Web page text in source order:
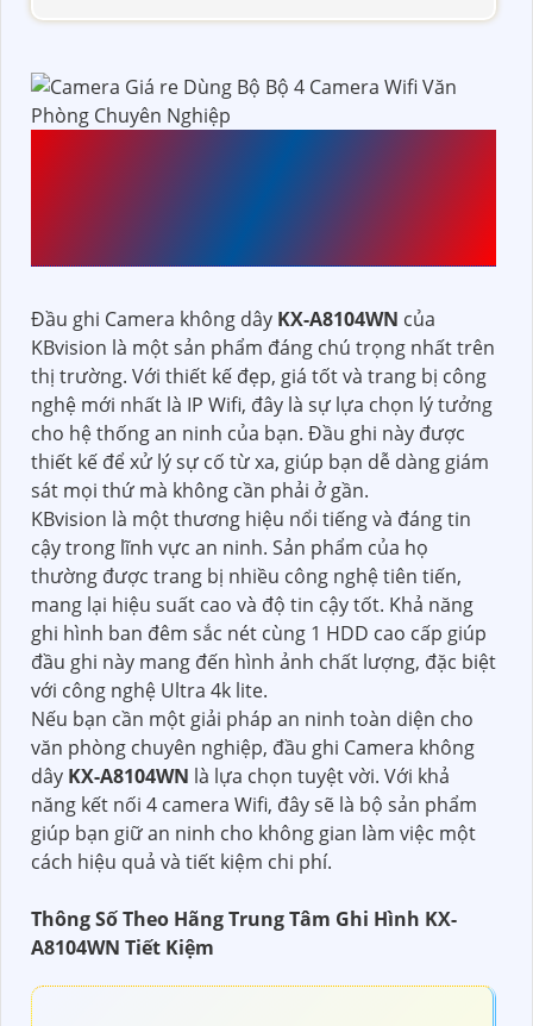
Đầu ghi Camera không dây KX-A8104WN của
KBvision là một sản phẩm đáng chú trọng nhất trên
thị trường. Với thiết kế đẹp, giá tốt và trang bị công
nghệ mới nhất là IP Wifi, đây là sự lựa chọn lý tưởng
cho hệ thống an ninh của bạn. Đầu ghi này được
thiết kế để xử lý sự cố từ xa, giúp bạn dễ dàng giám
sát mọi thứ mà không cần phải ở gần.
KBvision là một thương hiệu nổi tiếng và đáng tin
cậy trong lĩnh vực an ninh. Sản phẩm của họ
thường được trang bị nhiều công nghệ tiên tiến,
mang lại hiệu suất cao và độ tin cậy tốt. Khả năng
ghi hình ban đêm sắc nét cùng 1 HDD cao cấp giúp
đầu ghi này mang đến hình ảnh chất lượng, đặc biệt
với công nghệ Ultra 4k lite.
Nếu bạn cần một giải pháp an ninh toàn diện cho
văn phòng chuyên nghiệp, đầu ghi Camera không
dây KX-A8104WN là lựa chọn tuyệt vời. Với khả
năng kết nối 4 camera Wifi, đây sẽ là bộ sản phẩm
giúp bạn giữ an ninh cho không gian làm việc một
cách hiệu quả và tiết kiệm chi phí.
Thông Số Theo Hãng Trung Tâm Ghi Hình KX-
A8104WN Tiết Kiệm